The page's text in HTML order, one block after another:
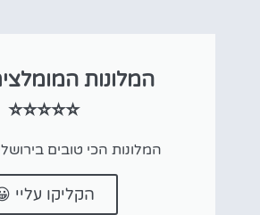
המלונות
⭐⭐⭐⭐⭐
המלונות הכי טובים
הקליקו עליי